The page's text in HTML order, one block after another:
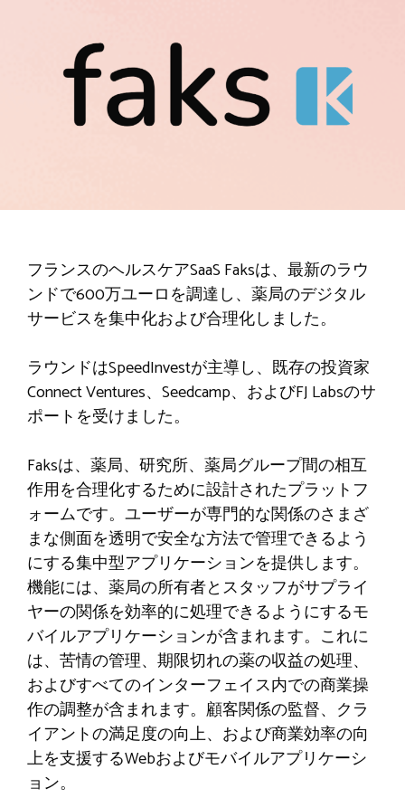
フランスのヘルスケアSaaS Faksは、最新のラウ
ンドで600万ユーロを調達し、薬局のデジタル
サービスを集中化および合理化しました。
ラウンドはSpeedInvestが主導し、既存の投資家
Connect Ventures、Seedcamp、およびFJ Labsのサ
ポートを受けました。
Faksは、薬局、研究所、薬局グループ間の相互
作用を合理化するために設計されたプラットフ
ォームです。ユーザーが専門的な関係のさまざ
まな側面を透明で安全な方法で管理できるよう
にする集中型アプリケーションを提供します。
機能には、薬局の所有者とスタッフがサプライ
ヤーの関係を効率的に処理できるようにするモ
バイルアプリケーションが含まれます。これに
は、苦情の管理、期限切れの薬の収益の処理、
およびすべてのインターフェイス内での商業操
作の調整が含まれます。顧客関係の監督、クラ
イアントの満足度の向上、および商業効率の向
上を支援するWebおよびモバイルアプリケーシ
ョン。